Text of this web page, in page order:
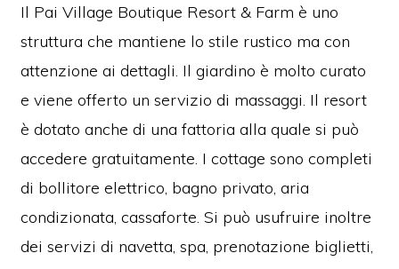
Il Pai Village Boutique Resort & Farm è uno
struttura che mantiene lo stile rustico ma con
attenzione ai dettagli. Il giardino è molto curato
e viene offerto un servizio di massaggi. Il resort
è dotato anche di una fattoria alla quale si può
accedere gratuitamente. I cottage sono completi
di bollitore elettrico, bagno privato, aria
condizionata, cassaforte. Si può usufruire inoltre
dei servizi di navetta, spa, prenotazione biglietti,